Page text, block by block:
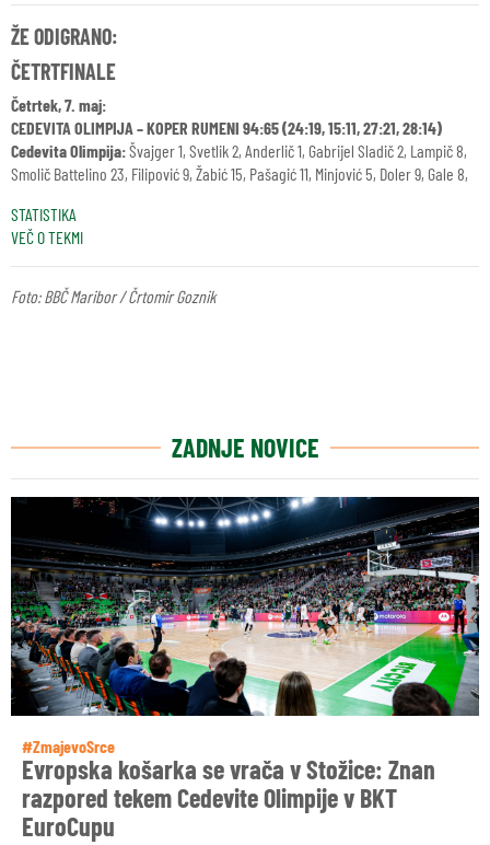
ŽE ODIGRANO:
ČETRTFINALE
Četrtek, 7. maj:
CEDEVITA OLIMPIJA – KOPER RUMENI 94:65 (24:19, 15:11, 27:21, 28:14)
Cedevita Olimpija:Švajger 1, Svetlik 2, Anderlič 1, Gabrijel Sladič 2, Lampič 8,
Smolič Battelino 23, Filipović 9, Žabić 15, Pašagić 11, Minjović 5, Doler 9, Gale 8,
STATISTIKA
VEČ O TEKMI
Foto: BBČ Maribor / Črtomir Goznik
ZADNJE NOVICE
#ZmajevoSrce
Evropska košarka se vrača v Stožice: Znan
razpored tekem Cedevite Olimpije v BKT
EuroCupu